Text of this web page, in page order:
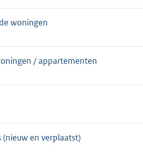
8
woningen
/ appartementen
(nieuw en verplaatst)